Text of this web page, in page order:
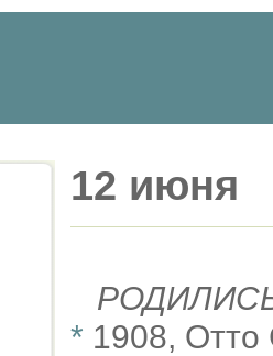
12 июня
* 1908,